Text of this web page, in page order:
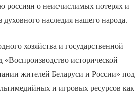
россиян о неисчислимых потерях и
наследия нашего народа.
хозяйства и государственной
исторической
жителей Беларуси и России» под
и игровых ресурсов как